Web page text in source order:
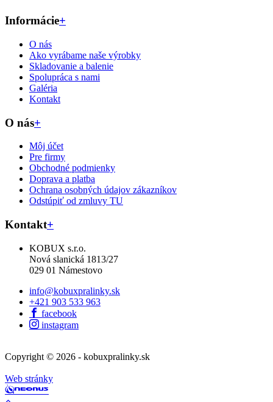
Informácie+
O nás
Ako vyrábame naše výrobky
Skladovanie a balenie
Spolupráca s nami
Galéria
Kontakt
O nás+
Môj účet
Pre firmy
Obchodné podmienky
Doprava a platba
Ochrana osobných údajov zákazníkov
Odstúpiť od zmluvy TU
Kontakt+
KOBUX s.r.o.
Nová slanická 1813/27
029 01 Námestovo
info@kobuxpralinky.sk
+421 903 533 963
facebook
instagram
Copyright © 2026 - kobuxpralinky.sk
Web stránky